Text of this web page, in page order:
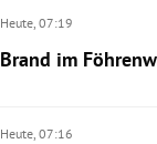
Heute, 07:19
Brand im
Heute, 07:16